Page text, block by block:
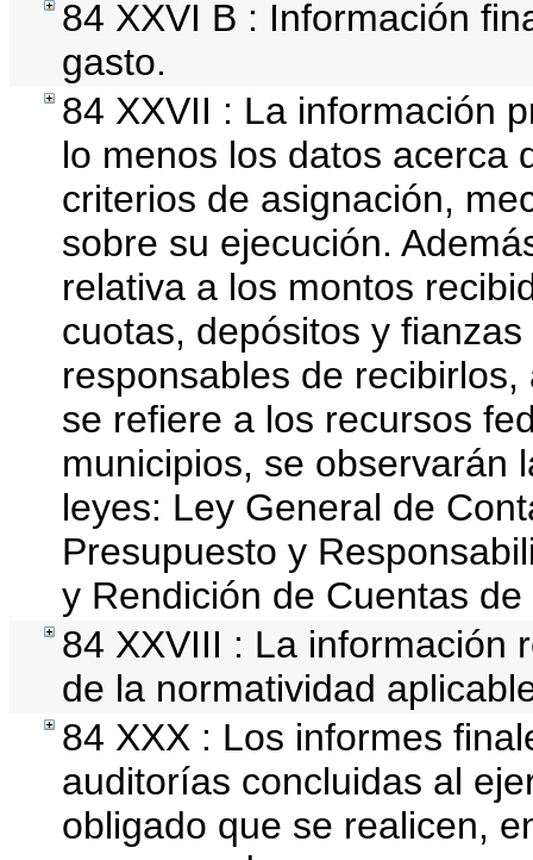
84 XXVI B : Información
gasto.
84 XXVII : La información
lo menos los datos acerca
criterios de asignación,
sobre su ejecución.
relativa a los montos
cuotas, depósitos y
responsables de
se refiere a los recursos
municipios, se observarán
leyes: Ley General de
Presupuesto y
y Rendición de Cuentas
84 XXVIII : La información
de la normatividad
84 XXX : Los informes
auditorías concluidas al
obligado que se realicen,